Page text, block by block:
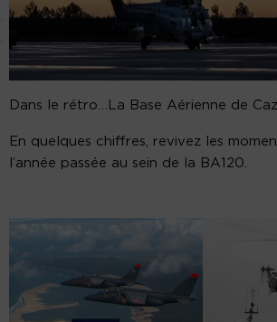
Dans le rétro…La Base Aérienne de
En quelques chiffres, revivez les
l’année passée au sein de la BA120.